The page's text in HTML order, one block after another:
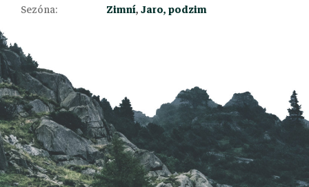
Sezóna: Zimní,Jaro, podzim
á
p
a
t
í